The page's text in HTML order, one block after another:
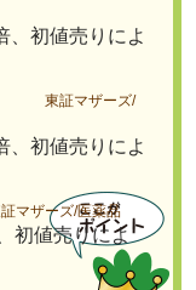
、初値売りによ
東証マザーズ/
、初値売りによ
マザーズ/医薬品
初値売りによ